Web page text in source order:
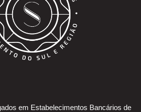
em Estabelecimentos Bancários de